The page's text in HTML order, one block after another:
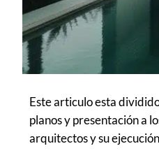
Este articulo esta
planos y presentación a
arquitectos y su